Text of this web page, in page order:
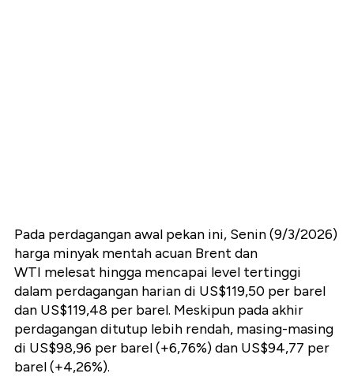
Pada perdagangan awal pekan ini, Senin (9/3/2026)
harga minyak mentah acuan Brent dan
WTI melesat hingga mencapai level tertinggi
dalam perdagangan harian di US$119,50 per barel
dan US$119,48 per barel. Meskipun pada akhir
perdagangan ditutup lebih rendah, masing-masing
di US$98,96 per barel (+6,76%) dan US$94,77 per
barel (+4,26%).